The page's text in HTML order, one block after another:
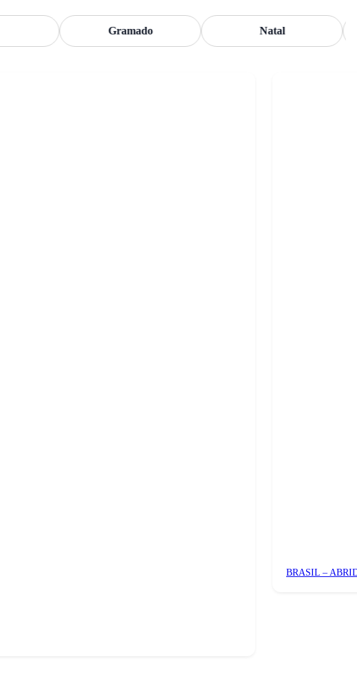
Gramado Natal
BRASIL –